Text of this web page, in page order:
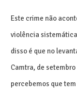
Este crime não
violência
disso é que no
Camtra, de
percebemos que